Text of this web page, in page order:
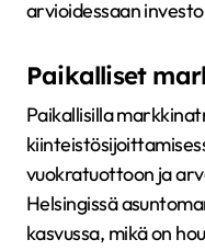
arvioidessaan
Paikalliset
Paikallisilla
vuokratuottoon ja
Helsingissä
kasvussa, mikä on